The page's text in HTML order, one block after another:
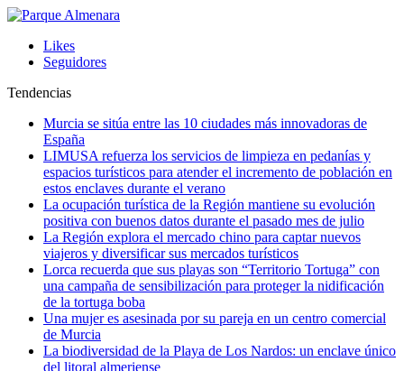
Likes
Seguidores
Tendencias
Murcia se sitúa entre las 10 ciudades más innovadoras de
España
LIMUSA refuerza los servicios de limpieza en pedanías y
espacios turísticos para atender el incremento de población en
estos enclaves durante el verano
La ocupación turística de la Región mantiene su evolución
positiva con buenos datos durante el pasado mes de julio
La Región explora el mercado chino para captar nuevos
viajeros y diversificar sus mercados turísticos
Lorca recuerda que sus playas son “Territorio Tortuga” con
una campaña de sensibilización para proteger la nidificación
de la tortuga boba
Una mujer es asesinada por su pareja en un centro comercial
de Murcia
La biodiversidad de la Playa de Los Nardos: un enclave único
del litoral almeriense